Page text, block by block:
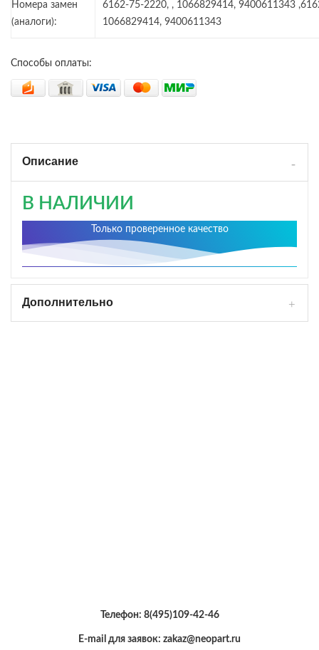
Номера замен
(аналоги):
6162-75-2220, , 1066829414, 9400611343
1066829414, 9400611343
Способы оплаты:
Описание
В НАЛИЧИИ
Только проверенное качество
Дополнительно
Телефон: 8(495)109-42-46
E-mail для заявок: zakaz@neopart.ru